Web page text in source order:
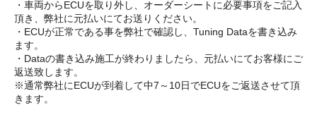
・車両からECUを取り外し、オーダーシートに必要事項をご記入
頂き、弊社に元払いにてお送りください。
・ECUが正常である事を弊社で確認し、Tuning Dataを書き込み
ます。
・Dataの書き込み施工が終わりましたら、元払いにてお客様にご
返送致します。
※通常弊社にECUが到着して中7～10日でECUをご返送させて頂
きます。